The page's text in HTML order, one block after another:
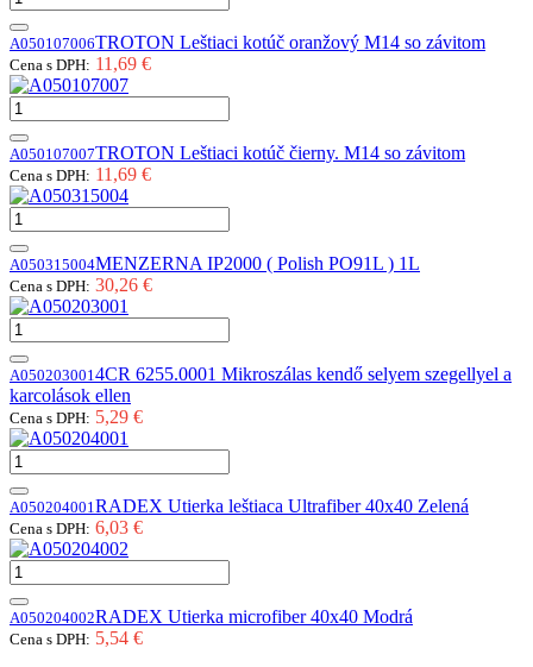
A050107006TROTON Leštiaci kotúč oranžový M14 so závitom
Cena s DPH: 11,69 €
A050107007TROTON Leštiaci kotúč čierny. M14 so závitom
Cena s DPH: 11,69 €
A050315004MENZERNA IP2000 ( Polish PO91L ) 1L
Cena s DPH: 30,26 €
A0502030014CR 6255.0001 Mikroszálas kendő selyem szegellyel a
karcolások ellen
Cena s DPH: 5,29 €
A050204001RADEX Utierka leštiaca Ultrafiber 40x40 Zelená
Cena s DPH: 6,03 €
A050204002RADEX Utierka microfiber 40x40 Modrá
Cena s DPH: 5,54 €